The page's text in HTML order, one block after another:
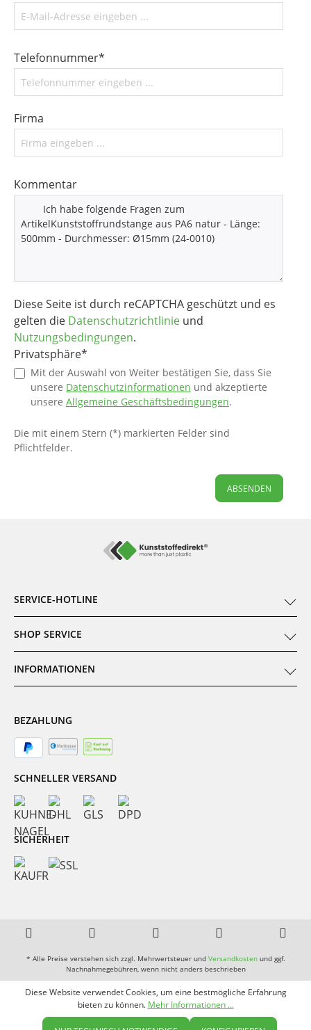
Telefonnummer*
Firma
Kommentar
Diese Seite ist durch reCAPTCHA geschützt und es
gelten die Datenschutzrichtlinie und
Nutzungsbedingungen.
Privatsphäre*
Mit der Auswahl von Weiter bestätigen Sie, dass Sie
unsere Datenschutzinformationen und akzeptierte
unsere Allgemeine Geschäftsbedingungen.
Die mit einem Stern (*) markierten Felder sind
Pflichtfelder.
ABSENDEN
SERVICE-HOTLINE
SHOP SERVICE
INFORMATIONEN
BEZAHLUNG
SCHNELLER VERSAND
SICHERHEIT
* Alle Preise verstehen sich zzgl. Mehrwertsteuer und Versandkostenund ggf.
Nachnahmegebühren, wenn nicht anders beschrieben
Diese Website verwendet Cookies, um eine bestmögliche Erfahrung
bieten zu können. Mehr Informationen ...